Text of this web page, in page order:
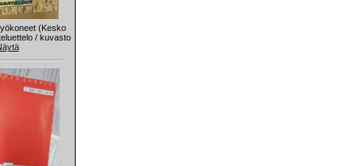
(Kesko
/ kuvasto